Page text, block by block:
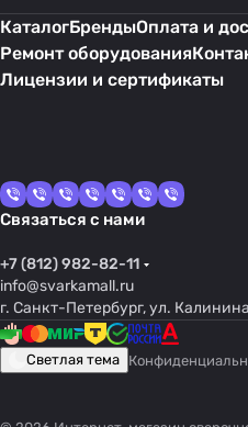
КаталогБрендыОплата и
Ремонт оборудования
Лицензии и сертификаты
Связаться с нами
+7 (812) 982-82-11
info@svarkamall.ru
г. Санкт-Петербург, ул.
Светлая тема